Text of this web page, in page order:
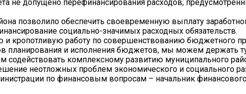
не допущено перефинансирования расходов,
позволило обеспечить своевременную выплату
социально-значимых расходных обязательств.
и кропотливую работу по совершенствованию бюджетного
планирования и исполнения бюджетов, мы можем держать
содействовать комплексному развитию муниципального
неотложных проблем экономического и социального
по финансовым вопросам – начальник